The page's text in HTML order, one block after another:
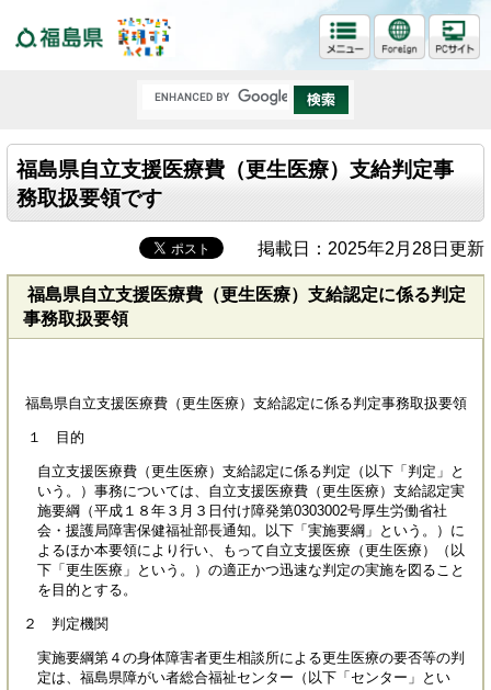
福島県自立支援医療費（更生医療）支給判定事
務取扱要領です
掲載日：2025年2月28日更新
福島県自立支援医療費（更生医療）支給認定に係る判定
事務取扱要領
福島県自立支援医療費（更生医療）支給認定に係る判定事務取扱要領
１ 目的
自立支援医療費（更生医療）支給認定に係る判定（以下「判定」と
いう。）事務については、自立支援医療費（更生医療）支給認定実
施要綱（平成１８年３月３日付け障発第0303002号厚生労働省社
会・援護局障害保健福祉部長通知。以下「実施要綱」という。）に
よるほか本要領により行い、もって自立支援医療（更生医療）（以
下「更生医療」という。）の適正かつ迅速な判定の実施を図ること
を目的とする。
２ 判定機関
実施要綱第４の身体障害者更生相談所による更生医療の要否等の判
定は、福島県障がい者総合福祉センター（以下「センター」とい